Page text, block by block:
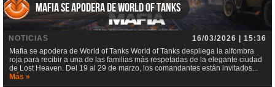
Mafia se apodera de World of Tanks
NOTICIAS
16/03/2026 | 15:36
Mafia se apodera de World of Tanks World of Tanks despliega la alfombra
roja para recibir a una de las familias más respetadas de la elegante ciudad
de Lost Heaven. Del 19 al 29 de marzo, los comandantes están invitados...
Más »